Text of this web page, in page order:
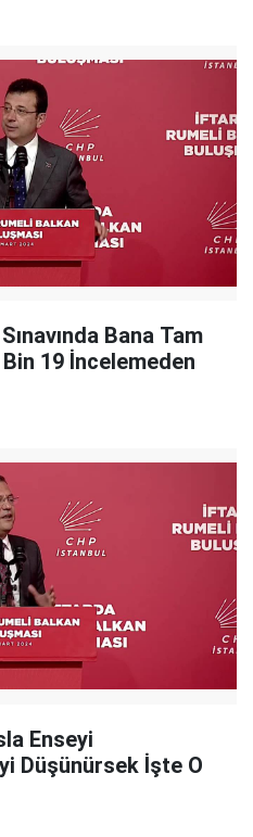
Bana Tam
19 İncelemeden
Enseyi
Düşünürsek İşte O